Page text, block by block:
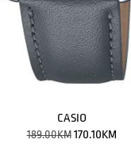
CASIO
189.00KM 170.10KM